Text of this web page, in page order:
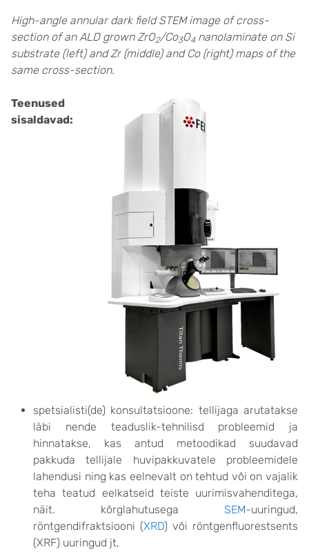
High-angle annular dark field STEM image of cross-
section of an ALD grown ZrO2/Co3O4nanolaminate on Si
substrate (left) and Zr (middle) and Co (right) maps of the
same cross-section.
Teenused
sisaldavad:
spetsialisti(de) konsultatsioone: tellijaga arutatakse
läbi nende teaduslik-tehnilisd probleemid ja
hinnatakse, kas antud metoodikad suudavad
pakkuda tellijale huvipakkuvatele probleemidele
lahendusi ning kas eelnevalt on tehtud või on vajalik
teha teatud eelkatseid teiste uurimisvahenditega,
näit. kõrglahutusega SEM-uuringud,
röntgendifraktsiooni (XRD) või röntgenfluorestsents
(XRF) uuringud jt,